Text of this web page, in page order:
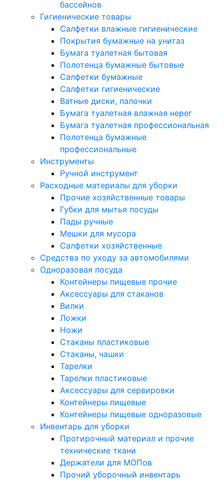
бассейнов
Гигиенические товары
Салфетки влажные гигиенические
Покрытия бумажные на унитаз
Бумага туалетная бытовая
Полотенца бумажные бытовые
Салфетки бумажные
Салфетки гигиенические
Ватные диски, палочки
Бумага туалетная влажная нерег
Бумага туалетная профессиональная
Полотенца бумажные
профессиональные
Инструменты
Ручной инструмент
Расходные материалы для уборки
Прочие хозяйственные товары
Губки для мытья посуды
Пады ручные
Мешки для мусора
Салфетки хозяйственные
Средства по уходу за автомобилями
Одноразовая посуда
Контейнеры пищевые прочие
Аксессуары для стаканов
Вилки
Ложки
Ножи
Стаканы пластиковые
Стаканы, чашки
Тарелки
Тарелки пластиковые
Аксессуары для сервировки
Контейнеры пищевые
Контейнеры пищевые одноразовые
Инвентарь для уборки
Протирочный материал и прочие
технические ткани
Держатели для МОПов
Прочий уборочный инвентарь